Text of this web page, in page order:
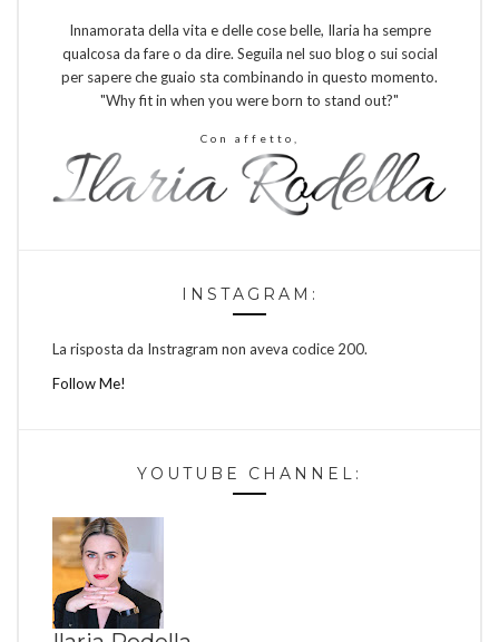
Innamorata della vita e delle cose belle, Ilaria ha sempre
qualcosa da fare o da dire. Seguila nel suo blog o sui social
per sapere che guaio sta combinando in questo momento.
"Why fit in when you were born to stand out?"
Con affetto,
INSTAGRAM:
La risposta da Instragram non aveva codice 200.
Follow Me!
YOUTUBE CHANNEL: